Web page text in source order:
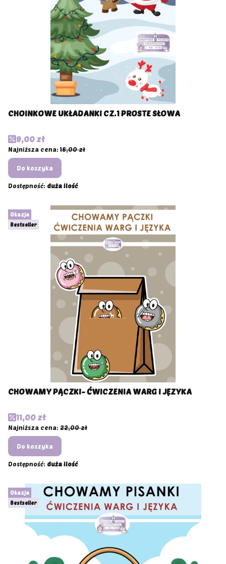
CHOINKOWE UKŁADANKI CZ.1 PROSTE SŁOWA
Cena promocyjna
9,00 zł
Najniższa cena: 18,00 zł
Do koszyka
Dostępność: duża ilość
Okazja
Bestseller
CHOWAMY PĄCZKI- ĆWICZENIA WARG I JĘZYKA
Cena promocyjna
11,00 zł
Najniższa cena: 22,00 zł
Do koszyka
Dostępność: duża ilość
Okazja
Bestseller